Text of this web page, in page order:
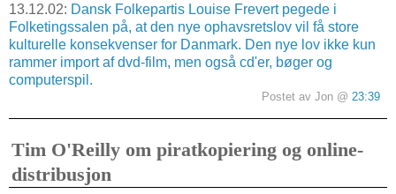
13.12.02: Dansk Folkepartis Louise Frevert pegede i
Folketingssalen på, at den nye ophavsretslov vil få store
kulturelle konsekvenser for Danmark. Den nye lov ikke kun
rammer import af dvd-film, men også cd'er, bøger og
computerspil.
Postet av Jon @ 23:39
Tim O'Reilly om piratkopiering og online-
distribusjon